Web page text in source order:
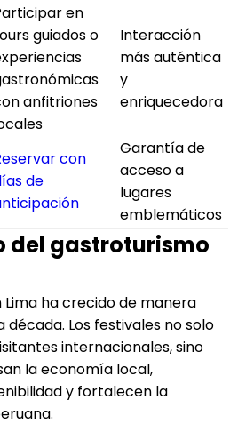
en
guiados o
anfitriones
Interacción
más auténtica
y
enriquecedora
con
de
Garantía de
acceso a
lugares
emblemáticos
del gastroturismo
ha crecido de manera
Los festivales no solo
internacionales, sino
la economía local,
y fortalecen la